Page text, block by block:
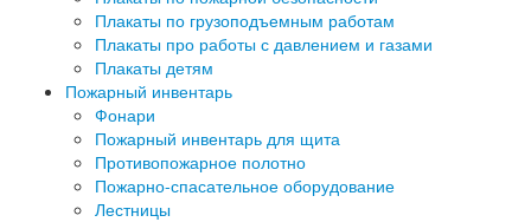
Плакаты по грузоподъемным работам
Плакаты про работы с давлением и газами
Плакаты детям
Пожарный инвентарь
Фонари
Пожарный инвентарь для щита
Противопожарное полотно
Пожарно-спасательное оборудование
Лестницы